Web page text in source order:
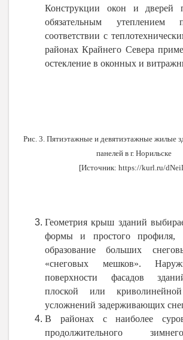
Конструкции окон и дверей
обязательным утеплением
соответствии с
районах Крайнего Севера
остекление в оконных и
Рис. 3. Пятиэтажные и девятиэтажные жилые
панелей в г. Норильске
[Источник: https://kurl.ru/
Геометрия крыш зданий
формы и простого профиля,
образование больших
«снеговых мешков».
поверхности фасадов
плоской или
усложнений задерживающих
В районах с наиболее
продолжительного